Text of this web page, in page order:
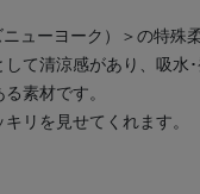
ューヨーク）＞の特殊
て清涼感があり、吸水
素材です。
リを見せてくれます。